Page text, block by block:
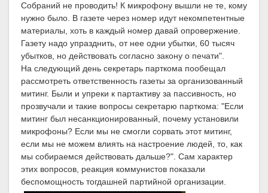
Собраний не проводить! К микрофону вышли не те, кому
нужно было. В газете через номер идут некомпетентные
материалы, хоть в каждый номер давай опровержение.
Газету надо упразднить, от нее одни убытки, 60 тысяч
убытков, но действовать согласно закону о печати".
На следующий день секретарь парткома пообещал
рассмотреть ответственность газеты за организованный
митинг. Были и упреки к партактиву за пассивность, но
прозвучали и такие вопросы секретарю парткома: "Если
митинг был несанкционированный, почему установили
микрофоны? Если мы не смогли сорвать этот митинг,
если мы не можем влиять на настроение людей, то, как
мы собираемся действовать дальше?". Сам характер
этих вопросов, реакция коммунистов показали
беспомощность тогдашней партийной организации.